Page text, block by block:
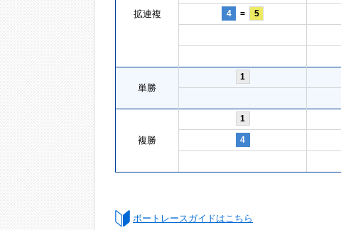
拡連複 4 = 5
単勝
1
複勝
1
4
ボートレースガイドはこちら